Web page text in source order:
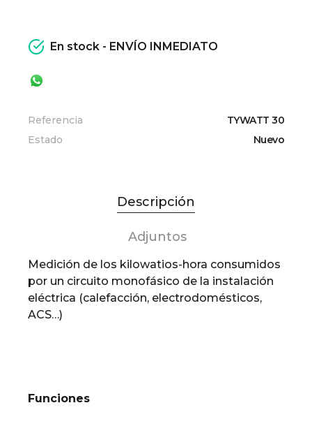
En stock - ENVÍO INMEDIATO
Referencia
TYWATT 30
Estado
Nuevo
Descripción
Adjuntos
Medición de los kilowatios-hora consumidos
por un circuito monofásico de la instalación
eléctrica (calefacción, electrodomésticos,
ACS…)
Funciones